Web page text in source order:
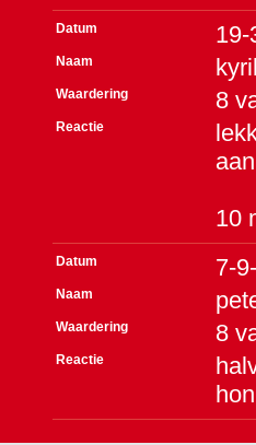
Datum 19-
Naam
Waardering 8
Reactie
10
Datum 7-
Naam
Waardering 8
Reactie